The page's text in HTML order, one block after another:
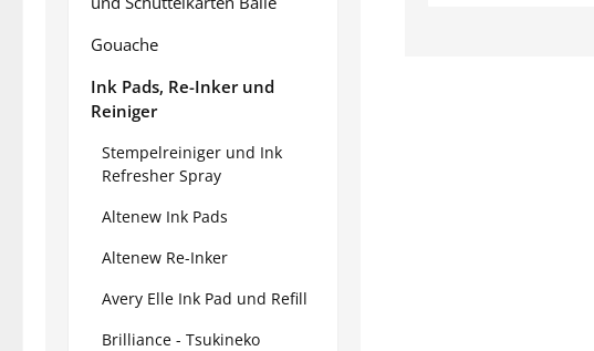
Gouache
Ink Pads, Re-Inker und
Reiniger
Stempelreiniger und Ink
Refresher Spray
Altenew Ink Pads
Altenew Re-Inker
Avery Elle Ink Pad und Refill
Brilliance - Tsukineko